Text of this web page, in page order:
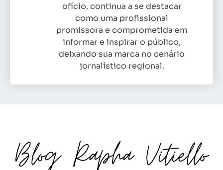
ofício, continua a se destacar
como uma profissional
promissora e comprometida em
informar e inspirar o público,
deixando sua marca no cenário
jornalístico regional.